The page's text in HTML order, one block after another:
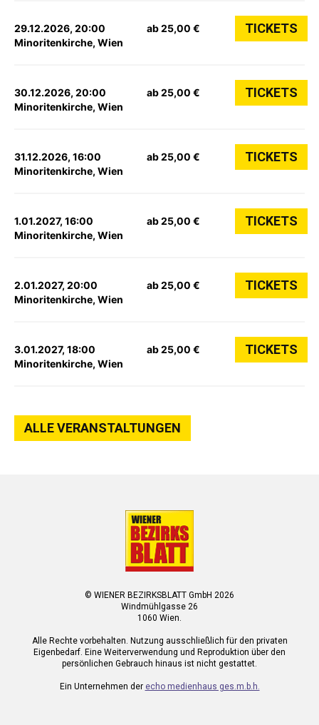
29.12.2026, 20:00
Minoritenkirche, Wien
ab 25,00 € TICKETS
30.12.2026, 20:00
Minoritenkirche, Wien
ab 25,00 € TICKETS
31.12.2026, 16:00
Minoritenkirche, Wien
ab 25,00 € TICKETS
1.01.2027, 16:00
Minoritenkirche, Wien
ab 25,00 € TICKETS
2.01.2027, 20:00
Minoritenkirche, Wien
ab 25,00 € TICKETS
3.01.2027, 18:00
Minoritenkirche, Wien
ab 25,00 € TICKETS
ALLE VERANSTALTUNGEN
© WIENER BEZIRKSBLATT GmbH 2026
Windmühlgasse 26
1060 Wien.
Alle Rechte vorbehalten. Nutzung ausschließlich für den privaten
Eigenbedarf. Eine Weiterverwendung und Reproduktion über den
persönlichen Gebrauch hinaus ist nicht gestattet.
Ein Unternehmen der echo medienhaus ges.m.b.h.